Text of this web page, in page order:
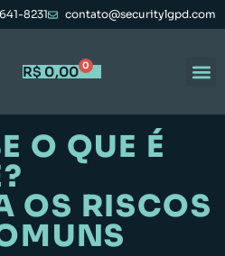
8231 contato@securitylgpd.com
R$ 0,00 0
O QUE É
OS RISCOS